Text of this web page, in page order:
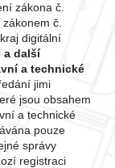
zákona č.
č.
digitální
a další
a technické
jimi
jsou obsahem
a technické
pouze
správy
registraci